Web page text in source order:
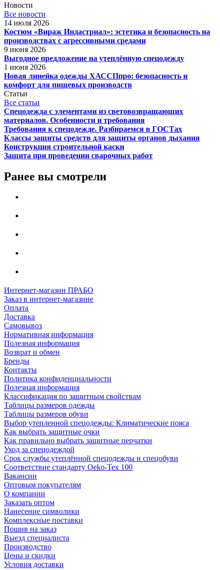
Новости
Все новости
14 июля 2026
Костюм «Вираж Индастриал»: эстетика и безопасность на
производствах с агрессивными средами
9 июня 2026
Выгодное предложение на утеплённую спецодежду
1 июня 2026
Новая линейка одежды ХАССПпро: безопасность и
комфорт для пищевых производств
Статьи
Все статьи
Спецодежда с элементами из световозвращающих
материалов. Особенности и требования
Требования к спецодежде. Разбираемся в ГОСТах
Классы защиты средств для защиты органов дыхания
Конструкция строительной каски
Защита при проведении сварочных работ
Ранее вы смотрели
Интернет-магазин ПРАБО
Заказ в интернет-магазине
Оплата
Доставка
Самовывоз
Нормативная информация
Полезная информация
Возврат и обмен
Бренды
Контакты
Политика конфиденциальности
Полезная информация
Классификация по защитным свойствам
Таблицы размеров одежды
Таблицы размеров обуви
Выбор утепленной спецодежды: Климатические пояса
Как выбрать защитные очки
Как правильно выбрать защитные перчатки
Уход за спецодеждой
Срок службы утеплённой спецодежды и спецобуви
Соответствие стандарту Oeko-Tex 100
Вакансии
Оптовым покупателям
О компании
Заказать оптом
Нанесение символики
Комплексные поставки
Пошив на заказ
Выезд специалиста
Производство
Цены и скидки
Условия доставки